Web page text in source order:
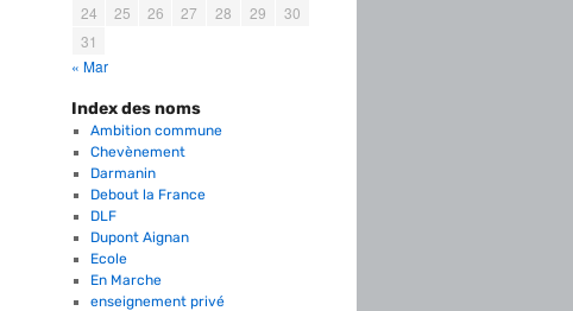
24
25 26 27 28 29
30
31
« Mar
Index des noms
Ambition commune
Chevènement
Darmanin
Debout la France
DLF
Dupont Aignan
Ecole
En Marche
enseignement privé